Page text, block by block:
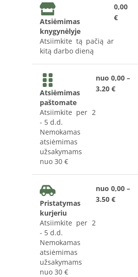
Atsiėmimas
knygynėlyje
Atsiimkite tą pačią ar
kitą darbo dieną
0,00
€
Atsiėmimas
paštomate
Atsiimkite per 2
- 5 d.d.
Nemokamas
atsiėmimas
užsakymams
nuo 30 €
nuo 0,00 –
3.20 €
Pristatymas
kurjeriu
Atsiimkite per 2
- 5 d.d.
Nemokamas
atsiėmimas
užsakymams
nuo 30 €
nuo 0,00 –
3.50 €